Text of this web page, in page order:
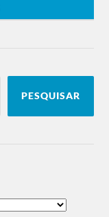
PESQUISAR